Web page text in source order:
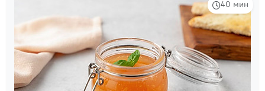
40 мин